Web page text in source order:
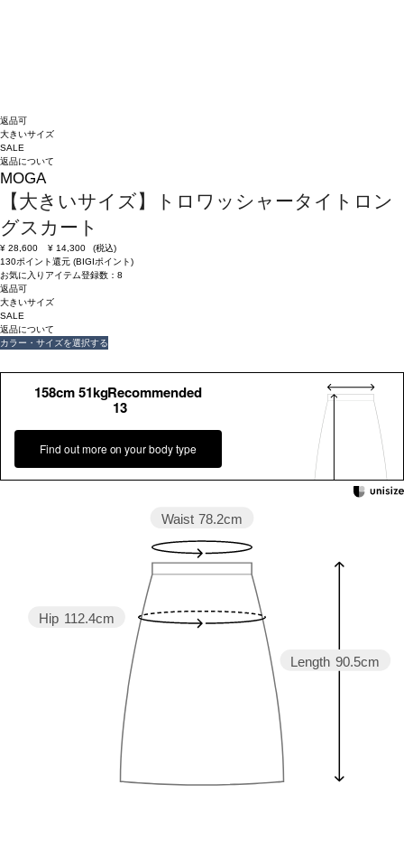
返品可
大きいサイズ
SALE
返品について
MOGA
【大きいサイズ】トロワッシャータイトロン
グスカート
¥ 28,600 ¥ 14,300
(税込)
130ポイント還元 (BIGIポイント)
お気に入りアイテム登録数： 8
返品可
大きいサイズ
SALE
返品について
カラー・サイズを選択する
158cm 51kgRecommended
13
Find out more on your body type
Length 90.5cm
Hip 112.4cm
Waist 78.2cm